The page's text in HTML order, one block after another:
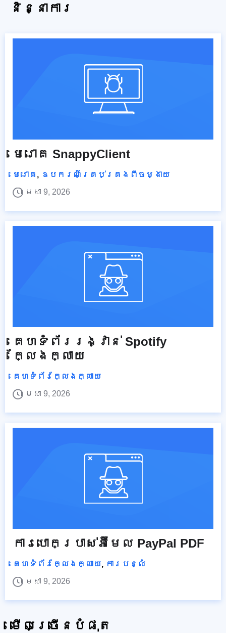
និន្នាការ
មេរោគ SnappyClient
មេរោគ , ឧបករណ៍គ្រប់គ្រងពីចម្ងាយ
មេសា 9, 2026
គេហទំព័ររង្វាន់ Spotify
ក្លែងក្លាយ
គេហទំព័រក្លែងក្លាយ
មេសា 9, 2026
ការបោកប្រាស់អ៊ីមែល PayPal PDF
គេហទំព័រក្លែងក្លាយ, ការបន្លំ
មេសា 9, 2026
មើលច្រើនបំផុត